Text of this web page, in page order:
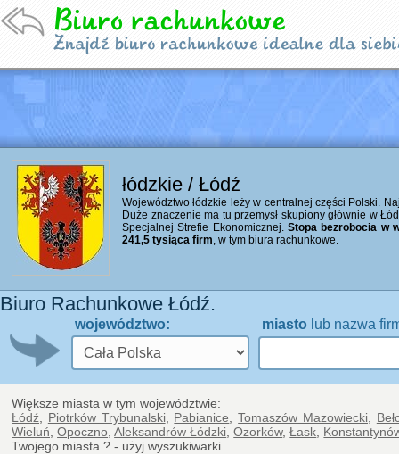
łódzkie / Łódź
Województwo łódzkie leży w centralnej części Polski.
Duże znaczenie ma tu przemysł skupiony głównie w
Specjalnej Strefie Ekonomicznej.Stopa bezrobocia w
241,5 tysiąca firm, w tym biura rachunkowe.
Biuro Rachunkowe Łódź.
województwo: miasto lub nazwa
Większe miasta w tym województwie:
Łódź
Piotrków Trybunalski, Pabianice ,Tomaszów Mazowiecki,
Wieluń ,Opoczno ,Aleksandrów Łódzki ,Ozorków,Łask
Twojego miasta ? - użyj wyszukiwarki.